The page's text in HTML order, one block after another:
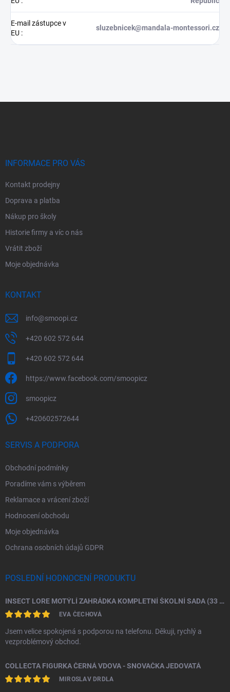
E-mail zástupce v
EU :
sluzebnicek@mandala-montessori.cz
INFORMACE PRO VÁS
Kontakt prodejny
Doprava a platba
Nákup pro školy
Historie firmy a víc o nás
Vrátit zboží
Moje objednávka
KONTAKT
info@smoopi.cz
+420 602 572 644
+420 602 572 644
https://www.facebook.com/smoopicz
smoopicz
+420602572644
SERVIS A PODPORA
Obchodní podmínky
Poradíme vám s výběrem
Reklamace a vrácení zboží
Hodnocení obchodu
Moje objednávka
Ochrana osobních údajů GDPR
POSLEDNÍ HODNOCENÍ PRODUKTU
INSECT LORE MOTÝLÍ ZAHRÁDKA KOMPLETNÍ ŠKOLNÍ SADA (33 HOUSENEK)
EVA ČECHOVÁ
Jsem velice spokojená s podporou na telefonu. Děkuji, rychlý a
vezproblémový obchod.
COLLECTA FIGURKA ČERNÁ VDOVA - SNOVAČKA JEDOVATÁ
MIROSLAV DRDLA